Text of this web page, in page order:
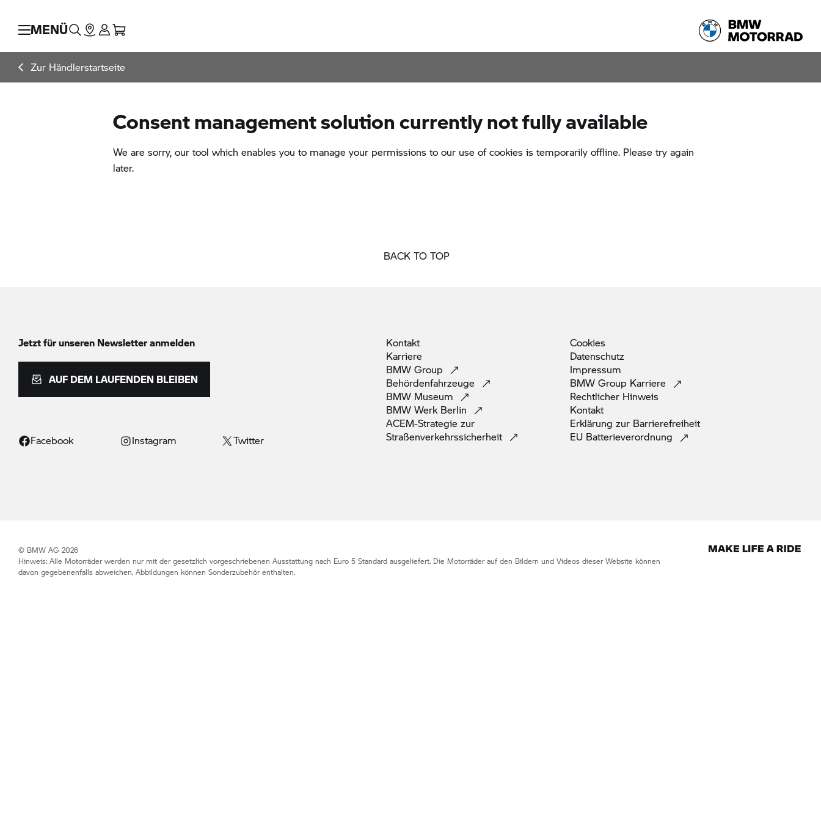
MENÜ
Zur Händlerstartseite
BACK TO TOP
Jetzt für unseren Newsletter anmelden
AUF DEM LAUFENDEN BLEIBEN
Facebook Instagram Twitter
Kontakt
Karriere
BMW Group
Behördenfahrzeuge
BMW Museum
BMW Werk Berlin
ACEM-Strategie zur
Straßenverkehrssicherheit
Cookies
Datenschutz
Impressum
BMW Group Karriere
Rechtlicher Hinweis
Kontakt
Erklärung zur Barrierefreiheit
EU Batterieverordnung
© BMW AG 2026
Hinweis: Alle Motorräder werden nur mit der gesetzlich vorgeschriebenen Ausstattung nach Euro 5 Standard ausgeliefert. Die Motorräder auf den Bildern und Videos dieser Website können
davon gegebenenfalls abweichen. Abbildungen können Sonderzubehör enthalten.